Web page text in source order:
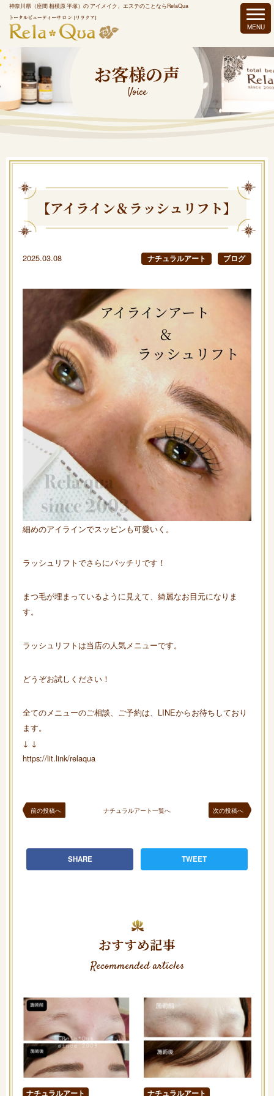
神奈川県（座間 相模原 平塚）の アイメイク、エステのことならRelaQua
お客様の声
Voice
【アイライン＆ラッシュリフト】
2025.03.08 ナチュラルアート ブログ
細めのアイラインでスッピンも可愛いく。
ラッシュリフトでさらにパッチリです！
まつ毛が埋まっているように見えて、綺麗なお目元になりま
す。
ラッシュリフトは当店の人気メニューです。
どうぞお試しください！
全てのメニューのご相談、ご予約は、LINEからお待ちしており
ます。
↓ ↓
https://lit.link/relaqua
前の投稿へ ナチュラルアート一覧へ 次の投稿へ
SHARE TWEET
おすすめ記事
Recommended articles
ナチュラルアート ナチュラルアート